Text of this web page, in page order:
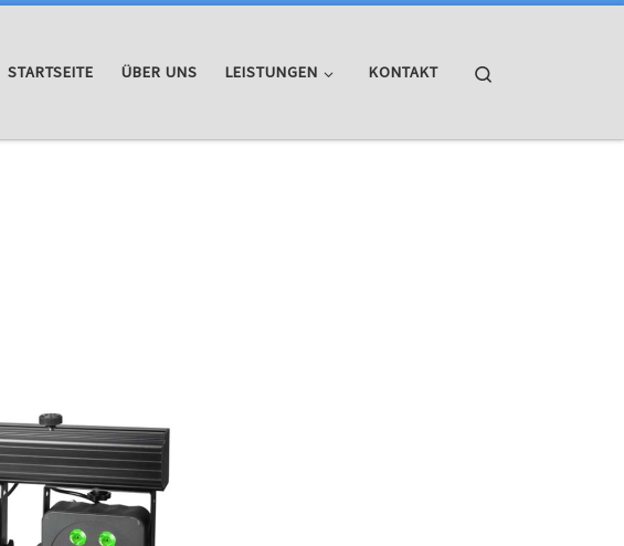
STARTSEITE ÜBER UNS LEISTUNGEN KONTAKT